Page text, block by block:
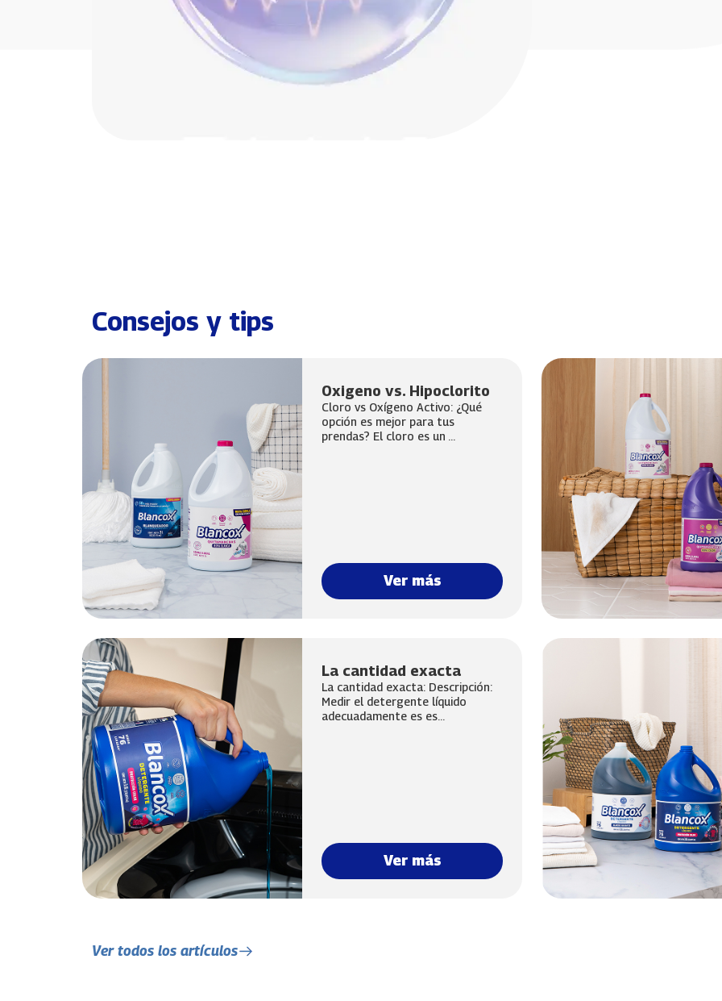
Consejos y tips
Oxigeno vs. Hipoclorito
Cloro vs Oxígeno Activo: ¿Qué
opción es mejor para tus
prendas? El cloro es un ...
Ver más
La cantidad exacta
La cantidad exacta: Descripción:
Medir el detergente líquido
adecuadamente es es...
Ver más
Ver todos los artículos